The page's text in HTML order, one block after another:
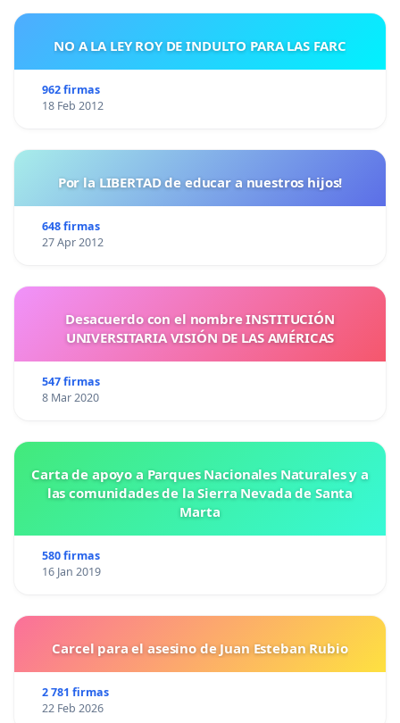
NO A LA LEY ROY DE INDULTO PARA LAS FARC
962 firmas
18 Feb 2012
Por la LIBERTAD de educar a nuestros hijos!
648 firmas
27 Apr 2012
Desacuerdo con el nombre INSTITUCIÓN
UNIVERSITARIA VISIÓN DE LAS AMÉRICAS
547 firmas
8 Mar 2020
Carta de apoyo a Parques Nacionales Naturales y a
las comunidades de la Sierra Nevada de Santa
Marta
580 firmas
16 Jan 2019
Carcel para el asesino de Juan Esteban Rubio
2 781 firmas
22 Feb 2026